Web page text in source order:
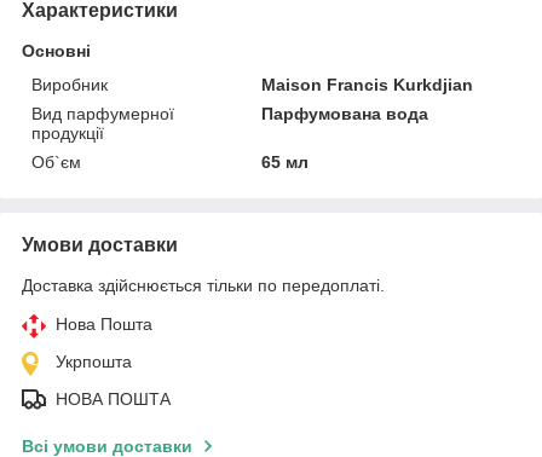
Характеристики
Основні
Виробник
Maison Francis Kurkdjian
Вид парфумерної
продукції
Парфумована вода
Об`єм 65 мл
Умови доставки
Доставка здійснюється тільки по передоплаті.
Нова Пошта
Укрпошта
НОВА ПОШТА
Всі умови доставки